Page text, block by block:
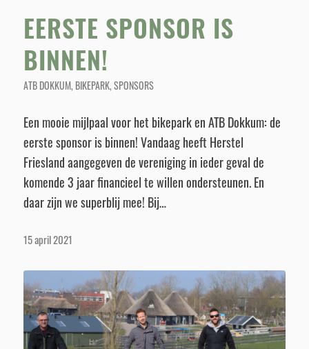
EERSTE SPONSOR IS
BINNEN!
ATB DOKKUM, BIKEPARK,SPONSORS
Een mooie mijlpaal voor het bikepark en ATB Dokkum: de
eerste sponsor is binnen! Vandaag heeft Herstel
Friesland aangegeven de vereniging in ieder geval de
komende 3 jaar financieel te willen ondersteunen. En
daar zijn we superblij mee! Bij…
15 april 2021